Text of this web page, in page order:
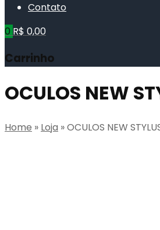
Contato
0 R$ 0,00
Carrinho
OCULOS NEW
Home » Loja »OCULOS NEW